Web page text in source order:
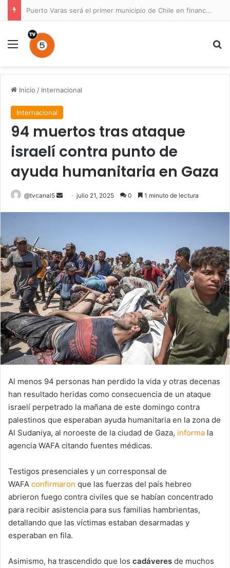
Puerto Varas será el primer municipio de Chile en financiar un Plan Maestro para un parque nacional
Menú
Inicio / Internacional
Internacional
94 muertos tras ataque
israelí contra punto de
ayuda humanitaria en Gaza
@tvcanal5
Sendjulio 21, 2025 0 1 minuto de lectura
Al menos 94 personas han perdido la vida y otras decenas
han resultado heridas como consecuencia de un ataque
israelí perpetrado la mañana de este domingo contra
palestinos que esperaban ayuda humanitaria en la zona de
Al Sudaniya, al noroeste de la ciudad de Gaza, informa la
agencia WAFA citando fuentes médicas.
Testigos presenciales y un corresponsal de
WAFA confirmaron que las fuerzas del país hebreo
abrieron fuego contra civiles que se habían concentrado
para recibir asistencia para sus familias hambrientas,
detallando que las víctimas estaban desarmadas y
esperaban en fila.
Asimismo, ha trascendido que los cadáveres de muchos